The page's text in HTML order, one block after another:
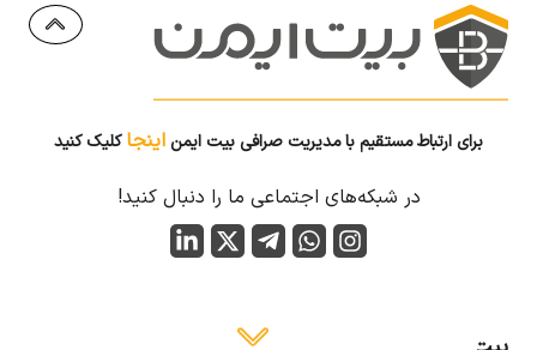
برای ارتباط مستقیم با مدیریت صرافی بیت ایمن اینجاکلیک کنید
در شبکه‌های اجتماعی ما را دنبال کنید!